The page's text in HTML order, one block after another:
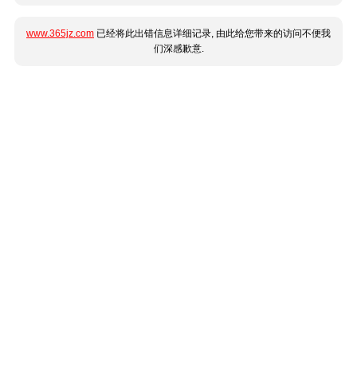
www.365jz.com 已经将此出错信息详细记录, 由此给您带来的访问不便我
们深感歉意.